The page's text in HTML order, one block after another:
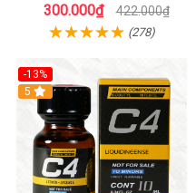
300.000₫ 422.000₫
(278)
-13%
Hot
5